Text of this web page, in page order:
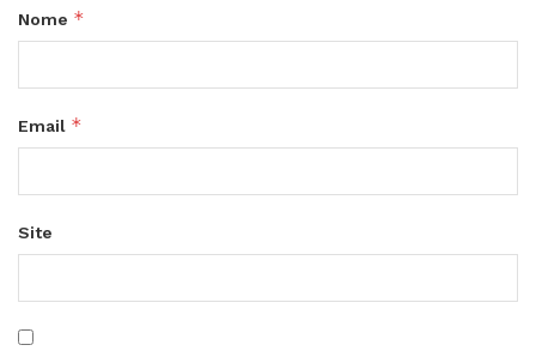
Nome *
Email *
Site